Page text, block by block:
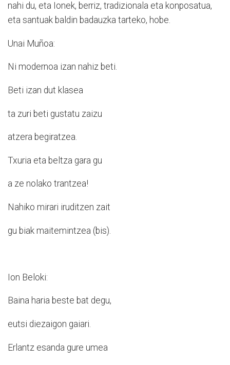
nahi du, eta Ionek, berriz, tradizionala eta konposatua,
eta santuak baldin badauzka tarteko, hobe.
Unai Muñoa:
Ni modernoa izan nahiz beti.
Beti izan dut klasea
ta zuri beti gustatu zaizu
atzera begiratzea.
Txuria eta beltza gara gu
a ze nolako trantzea!
Nahiko mirari iruditzen zait
gu biak maitemintzea (bis).
Ion Beloki:
Baina haria beste bat degu,
eutsi diezaigon gaiari.
Erlantz esanda gure umea